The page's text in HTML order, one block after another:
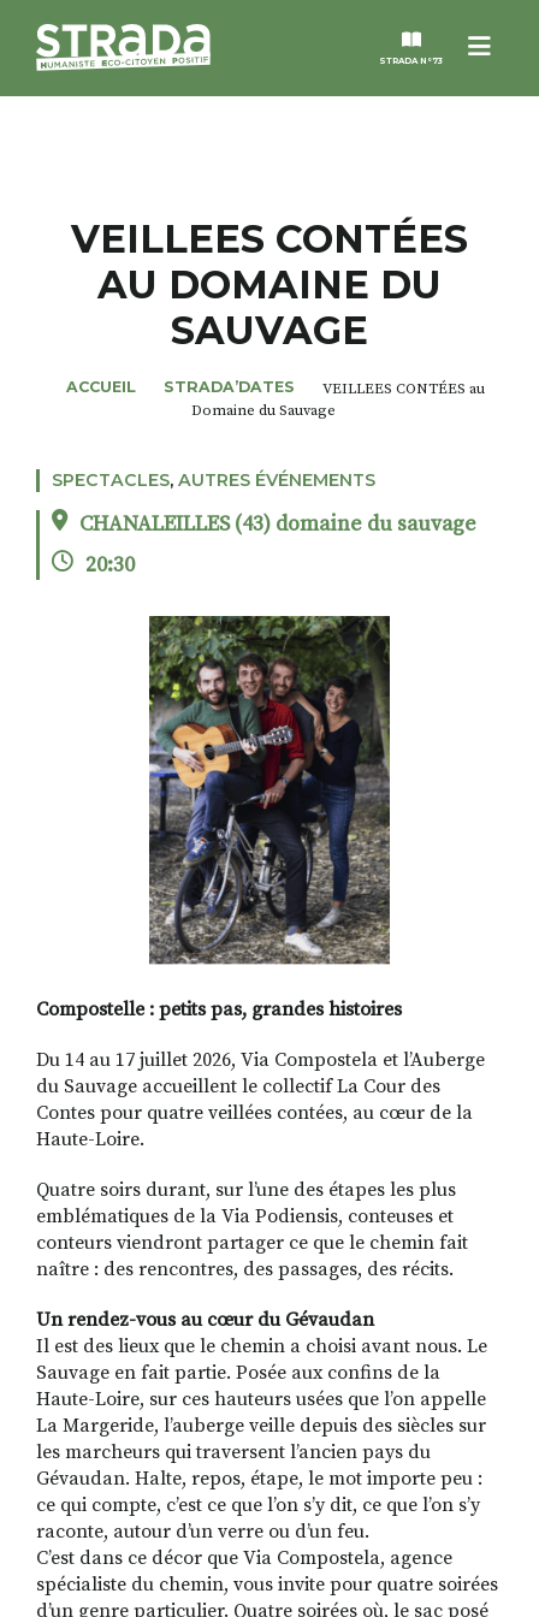
Menu
STRADA N°73
MAGAZINES
NOS THÈMES
ROSÉE DE MAI
RECHERCHER
S'ABONNER
S'INSCRIRE À LA NEWSLETTER
FACEBOOKINSTAGRAM
LINKEDINYOUTUBE
VEILLEES CONTÉES
AU DOMAINE DU
SAUVAGE
ACCUEIL STRADA’DATES
VEILLEES CONTÉES au
Domaine du Sauvage
SPECTACLES, AUTRES ÉVÉNEMENTS
CHANALEILLES (43) domaine du sauvage
20:30
Compostelle : petits pas, grandes histoires
Du 14 au 17 juillet 2026, Via Compostela et l’Auberge
du Sauvage accueillent le collectif La Cour des
Contes pour quatre veillées contées, au cœur de la
Haute-Loire.
Quatre soirs durant, sur l’une des étapes les plus
emblématiques de la Via Podiensis, conteuses et
conteurs viendront partager ce que le chemin fait
naître : des rencontres, des passages, des récits.
Un rendez-vous au cœur du Gévaudan
Il est des lieux que le chemin a choisi avant nous. Le
Sauvage en fait partie. Posée aux confins de la
Haute-Loire, sur ces hauteurs usées que l’on appelle
La Margeride, l’auberge veille depuis des siècles sur
les marcheurs qui traversent l’ancien pays du
Gévaudan. Halte, repos, étape, le mot importe peu :
ce qui compte, c’est ce que l’on s’y dit, ce que l’on s’y
raconte, autour d’un verre ou d’un feu.
C’est dans ce décor que Via Compostela, agence
spécialiste du chemin, vous invite pour quatre soirées
d’un genre particulier. Quatre soirées où, le sac posé